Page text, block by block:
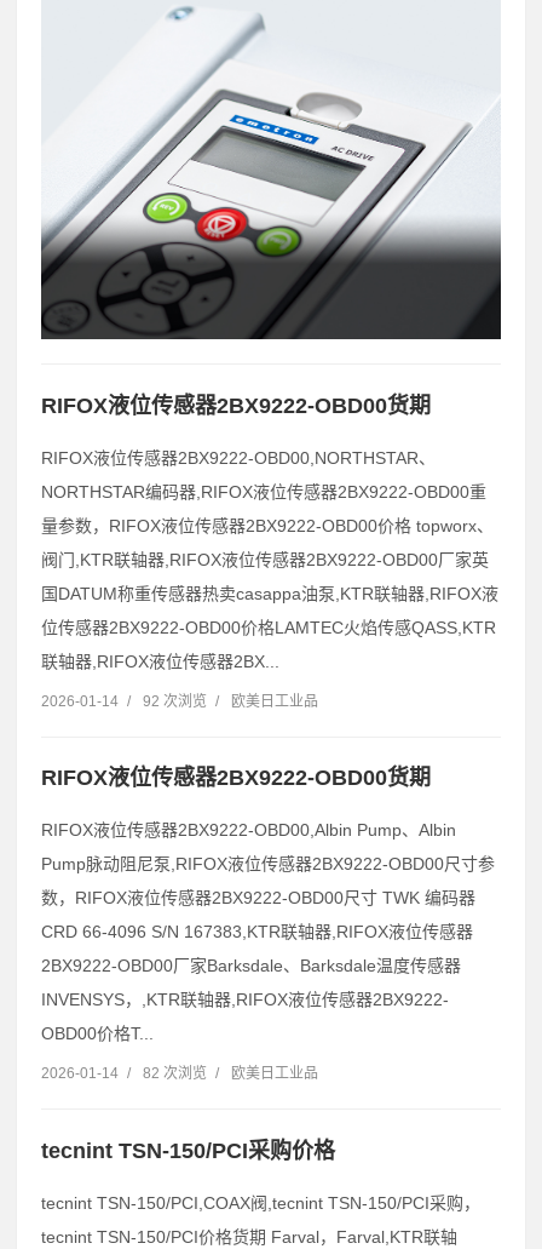
RIFOX液位传感器2BX9222-OBD00货期
RIFOX液位传感器2BX9222-OBD00,NORTHSTAR、
NORTHSTAR编码器,RIFOX液位传感器2BX9222-OBD00重
量参数，RIFOX液位传感器2BX9222-OBD00价格 topworx、
阀门,KTR联轴器,RIFOX液位传感器2BX9222-OBD00厂家英
国DATUM称重传感器热卖casappa油泵,KTR联轴器,RIFOX液
位传感器2BX9222-OBD00价格LAMTEC火焰传感QASS,KTR
联轴器,RIFOX液位传感器2BX...
2026-01-14 / 92 次浏览 / 欧美日工业品
RIFOX液位传感器2BX9222-OBD00货期
RIFOX液位传感器2BX9222-OBD00,Albin Pump、Albin
Pump脉动阻尼泵,RIFOX液位传感器2BX9222-OBD00尺寸参
数，RIFOX液位传感器2BX9222-OBD00尺寸 TWK 编码器
CRD 66-4096 S/N 167383,KTR联轴器,RIFOX液位传感器
2BX9222-OBD00厂家Barksdale、Barksdale温度传感器
INVENSYS，,KTR联轴器,RIFOX液位传感器2BX9222-
OBD00价格T...
2026-01-14 / 82 次浏览 / 欧美日工业品
tecnint TSN-150/PCI采购价格
tecnint TSN-150/PCI,COAX阀,tecnint TSN-150/PCI采购，
tecnint TSN-150/PCI价格货期 Farval，Farval,KTR联轴